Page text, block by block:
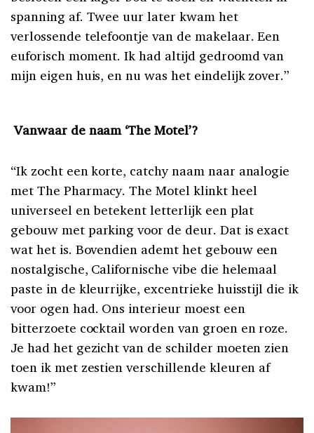
spanning af. Twee uur later kwam het
verlossende telefoontje van de makelaar. Een
euforisch moment. Ik had altijd gedroomd van
mijn eigen huis, en nu was het eindelijk zover.”
Vanwaar de naam ‘The Motel’?
“Ik zocht een korte, catchy naam naar analogie
met The Pharmacy. The Motel klinkt heel
universeel en betekent letterlijk een plat
gebouw met parking voor de deur. Dat is exact
wat het is. Bovendien ademt het gebouw een
nostalgische, Californische vibe die helemaal
paste in de kleurrijke, excentrieke huisstijl die ik
voor ogen had. Ons interieur moest een
bitterzoete cocktail worden van groen en roze.
Je had het gezicht van de schilder moeten zien
toen ik met zestien verschillende kleuren af
kwam!”